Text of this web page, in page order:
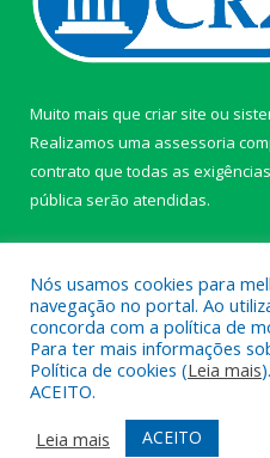
Muito mais que criar site ou
Realizamos uma assessoria
contrato que todas as
pública serão atendidas.
Todos os direitos
Mapa do Site
Acessar Área
Nós usamos cookies para
navegação no portal. Ao
concorda com a política de
Para ter mais informações
Política de cookies (Leia mais
ACEITO.
Leia mais
ACEITO